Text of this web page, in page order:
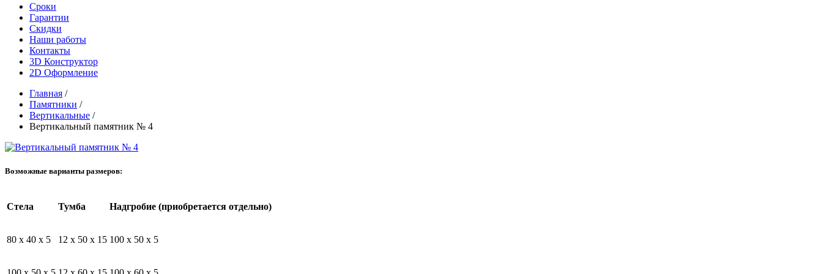
Сроки
Гарантии
Скидки
Наши работы
Контакты
3D Конструктор
2D Оформление
Главная /
Памятники /
Вертикальные /
Вертикальный памятник № 4
Возможные варианты размеров:
Стела Тумба Надгробие (приобретается отдельно)
80 x 40 x 5 12 x 50 x 15 100 x 50 x 5